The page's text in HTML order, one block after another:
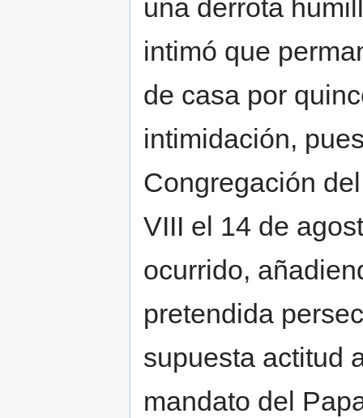
una derrota
intimó que
de casa por
intimidación,
Congregación
VIII el 14 de
ocurrido,
pretendida
supuesta actitud
mandato del